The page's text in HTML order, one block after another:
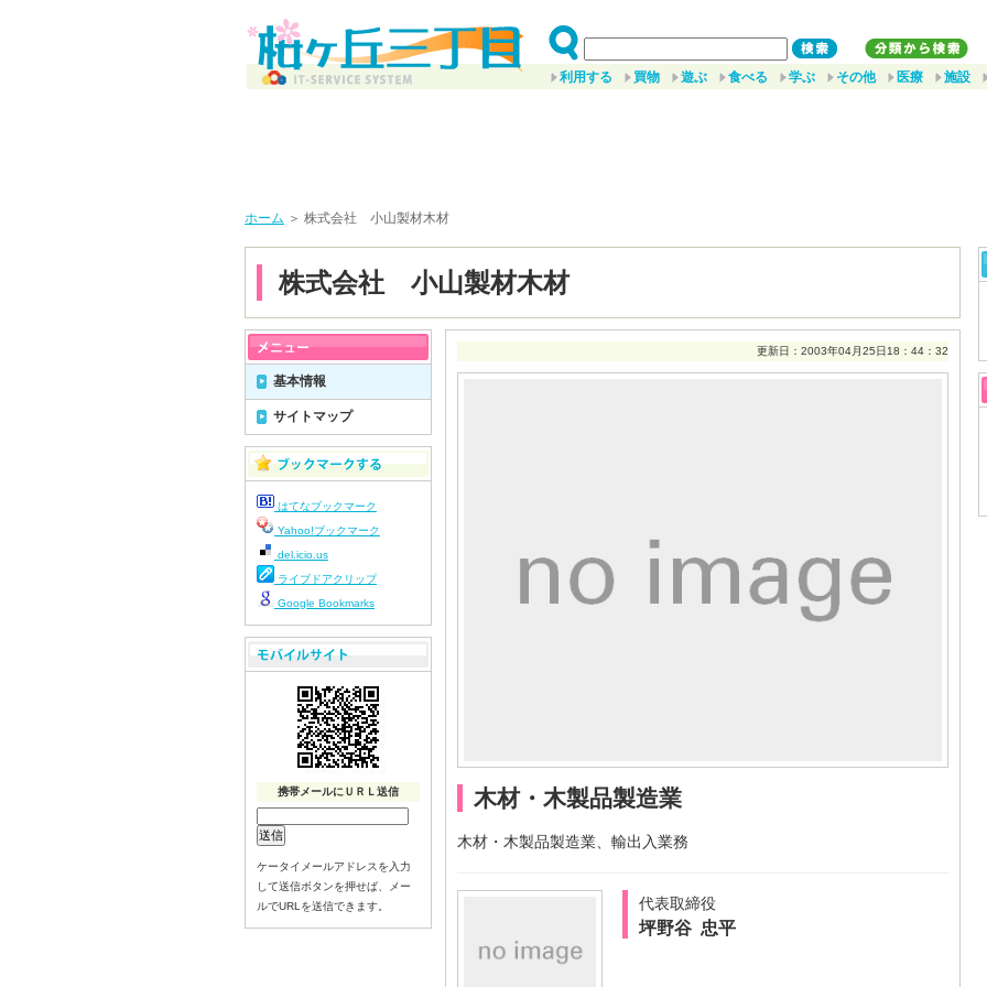
利用する 買物 遊ぶ 食べる 学ぶ その他 医療 施設
ホーム ＞ 株式会社 小山製材木材
株式会社 小山製材木材
更新日：2003年04月25日18：44：32
木材・木製品製造業
木材・木製品製造業、輸出入業務
代表取締役
坪野谷 忠平
基本情報
サイトマップ
はてなブックマーク
Yahoo!ブックマーク
del.icio.us
ライブドアクリップ
Google Bookmarks
携帯メールにＵＲＬ送信
ケータイメールアドレスを入力
して送信ボタンを押せば、メー
ルでURLを送信できます。